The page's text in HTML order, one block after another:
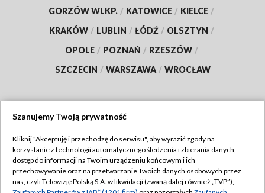
GORZÓW WLKP. / KATOWICE / KIELCE /
KRAKÓW / LUBLIN / ŁÓDŹ / OLSZTYN /
OPOLE / POZNAŃ / RZESZÓW /
SZCZECIN / WARSZAWA / WROCŁAW
TVP
Abonament TVP
Emisja w TVP
Regulamin TVP
Szanujemy Twoją prywatność
Kliknij "Akceptuję i przechodzę do serwisu", aby wyrazić zgody na
korzystanie z technologii automatycznego śledzenia i zbierania danych,
dostęp do informacji na Twoim urządzeniu końcowym i ich
przechowywanie oraz na przetwarzanie Twoich danych osobowych przez
nas, czyli Telewizję Polską S.A. w likwidacji (zwaną dalej również „TVP”),